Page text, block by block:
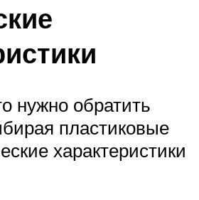
нужно обратить
пластиковые
характеристики